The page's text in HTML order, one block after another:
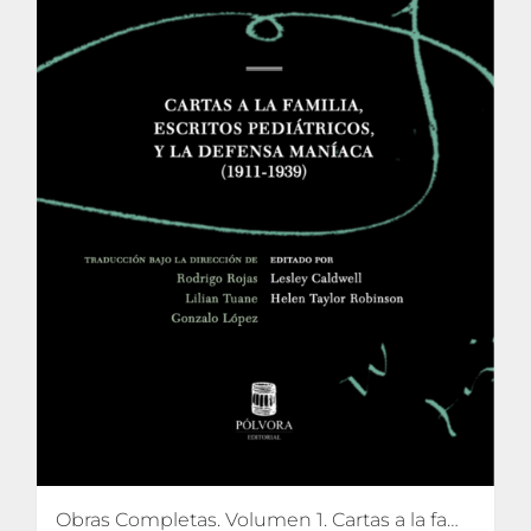
Obras Completas. Volumen 1. Cartas a la familia, escritos pediátricos y La defensa maníaca